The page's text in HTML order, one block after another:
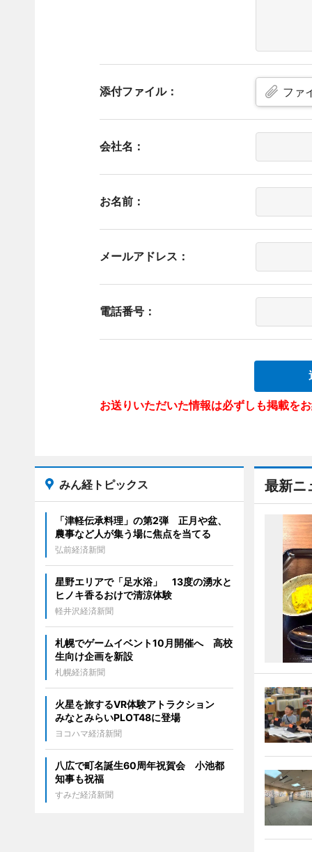
添付ファイル： ファ
会社名：
お名前：
メールアドレス：
電話番号：
お送りいただいた情報は必ずしも掲載を
最新ニ
みん経トピックス
「津軽伝承料理」の第2弾 正月や盆、
農事など人が集う場に焦点を当てる
弘前経済新聞
星野エリアで「足水浴」 13度の湧水と
ヒノキ香るおけで清涼体験
軽井沢経済新聞
札幌でゲームイベント10月開催へ 高校
生向け企画を新設
札幌経済新聞
火星を旅するVR体験アトラクション
みなとみらいPLOT48に登場
ヨコハマ経済新聞
八広で町名誕生60周年祝賀会 小池都
知事も祝福
すみだ経済新聞